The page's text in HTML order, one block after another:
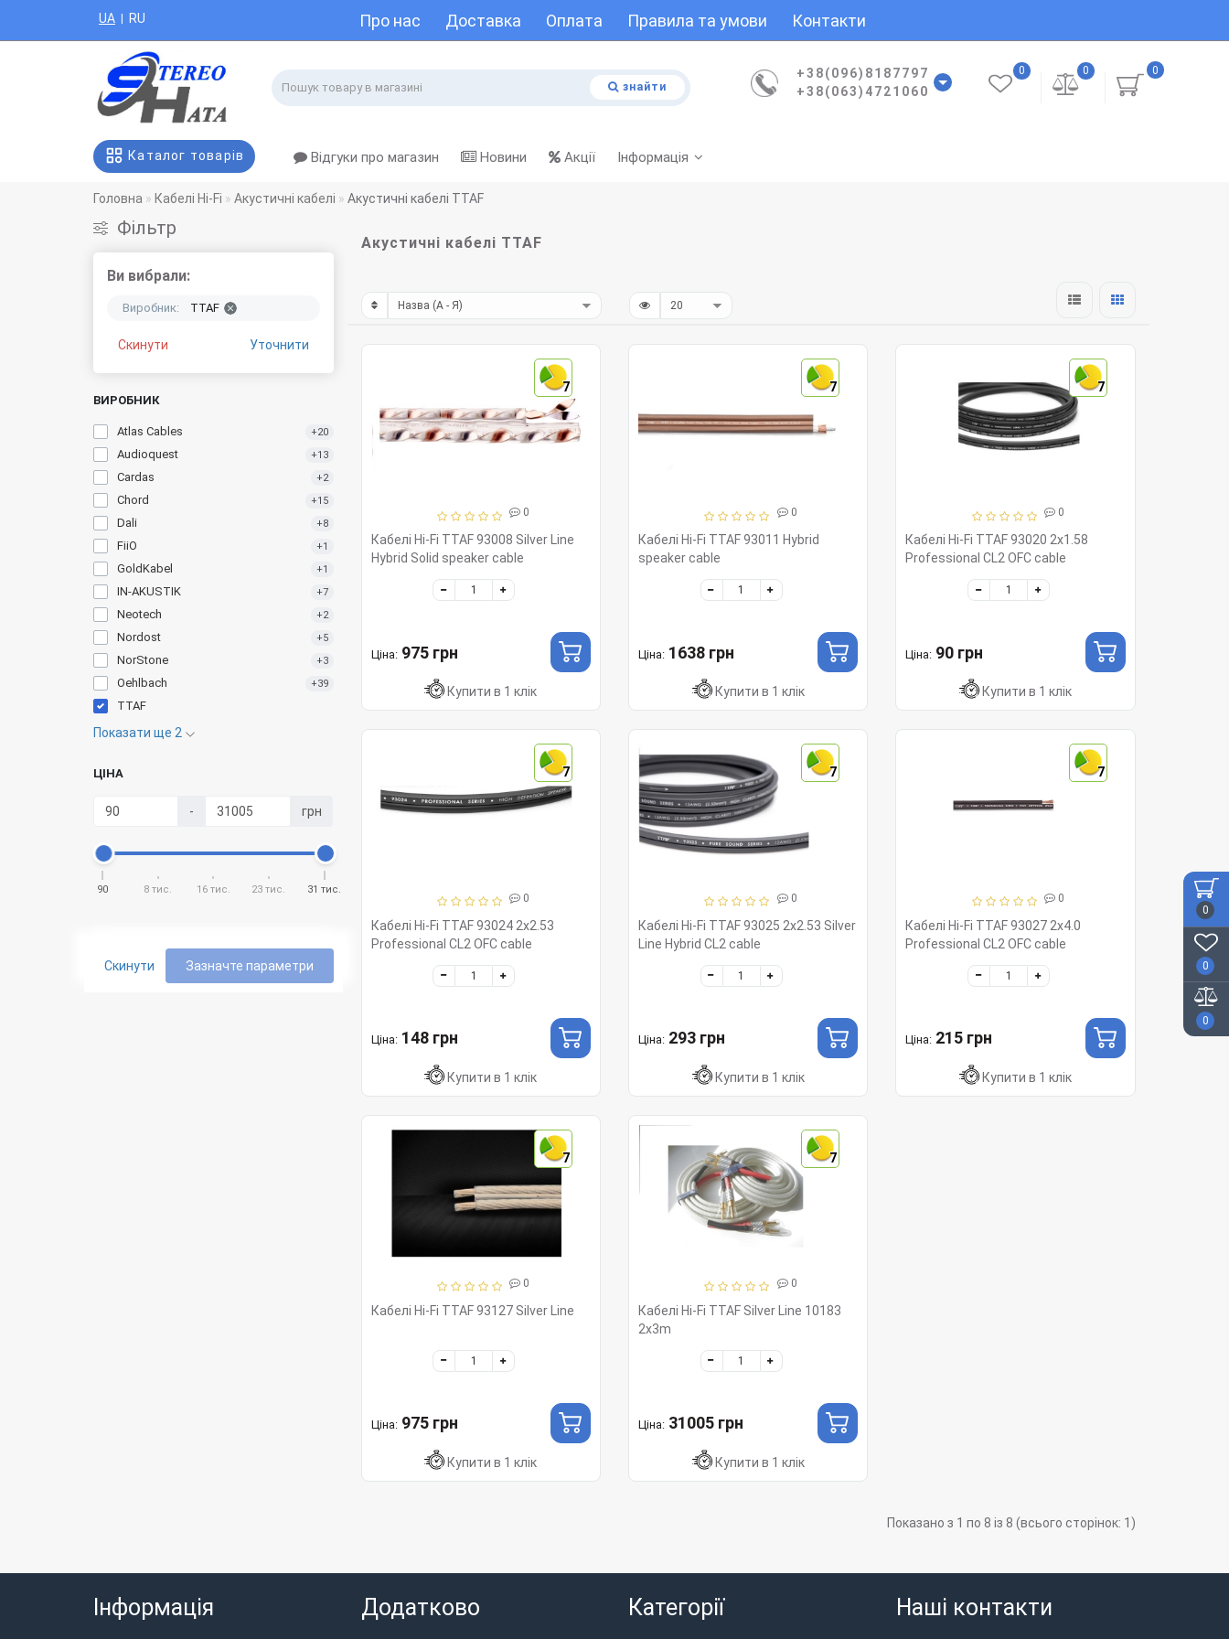
0
0
0
Про нас Доставка Оплата Правила та умови Контакти
UA | RU
знайти
+38(096)8187797
+38(063)4721060
0
0
0
Каталог товарів Відгуки про магазин Новини Акції Інформація
Головна Кабелі Hi-Fi Акустичні кабелі Акустичні кабелі TTAF
Фiльтр
Ви вибрали:
Виробник: TTAF
Скинути Уточнити
ВИРОБНИК
Atlas Cables +20
Audioquest +13
Cardas +2
Chord +15
Dali +8
FiiO +1
GoldKabel +1
IN-AKUSTIK +7
Neotech +2
Nordost +5
NorStone +3
Oehlbach +39
TTAF
Показати ще 2
ЦІНА
- грн
90 8 тис. 16 тис. 23 тис. 31 тис.
Скинути Зазначте параметри
Акустичні кабелі TTAF
7
0
Кабелі Hi-Fi TTAF 93008 Silver Line
Hybrid Solid speaker cable
Ціна: 975 грн
Купити в 1 клік
7
0
Кабелі Hi-Fi TTAF 93011 Hybrid
speaker cable
Ціна: 1638 грн
Купити в 1 клік
7
0
Кабелі Hi-Fi TTAF 93020 2x1.58
Professional CL2 OFC cable
Ціна: 90 грн
Купити в 1 клік
7
0
Кабелі Hi-Fi TTAF 93024 2x2.53
Professional CL2 OFC cable
Ціна: 148 грн
Купити в 1 клік
7
0
Кабелі Hi-Fi TTAF 93025 2x2.53 Silver
Line Hybrid CL2 cable
Ціна: 293 грн
Купити в 1 клік
7
0
Кабелі Hi-Fi TTAF 93027 2x4.0
Professional CL2 OFC cable
Ціна: 215 грн
Купити в 1 клік
7
0
Кабелі Hi-Fi TTAF 93127 Silver Line
Ціна: 975 грн
Купити в 1 клік
7
0
Кабелі Hi-Fi TTAF Silver Line 10183
2x3m
Ціна: 31005 грн
Купити в 1 клік
Показано з 1 по 8 із 8 (всього сторінок: 1)
Інформація Додатково Категорії Наші контакти